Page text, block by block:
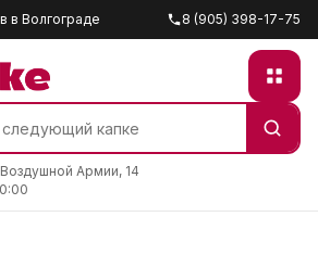
в Волгограде 8 (905) 398-17-75
Армии, 14